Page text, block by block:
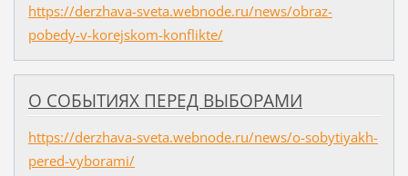
https://derzhava-sveta.webnode.ru/news/obraz-
pobedy-v-korejskom-konflikte/
​О СОБЫТИЯХ ПЕРЕД ВЫБОРАМИ
https://derzhava-sveta.webnode.ru/news/o-sobytiyakh-
pered-vyborami/